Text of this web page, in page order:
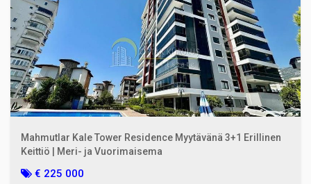
Mahmutlar Kale Tower Residence Myytävänä 3+1 Erillinen
Keittiö | Meri- ja Vuorimaisema
€ 225 000